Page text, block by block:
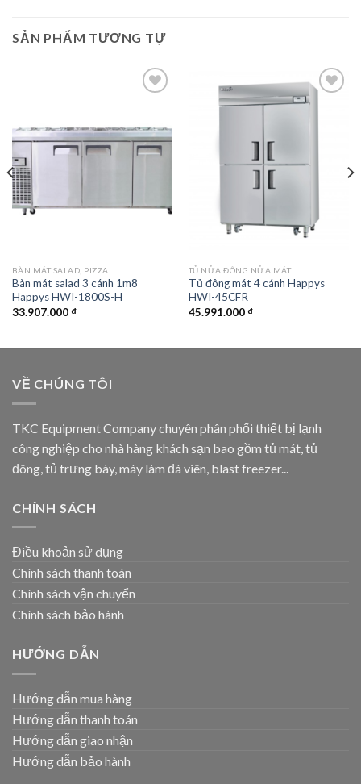
SẢN PHẨM TƯƠNG TỰ
BÀN MÁT SALAD, PIZZA
Bàn mát salad 3 cánh 1m8
Happys HWI-1800S-H
33.907.000₫
TỦ NỬA ĐÔNG NỬA MÁT
Tủ đông mát 4 cánh Happys
HWI-45CFR
45.991.000₫
VỀ CHÚNG TÔI
TKC Equipment Company chuyên phân phối thiết bị lạnh
công nghiệp cho nhà hàng khách sạn bao gồm tủ mát, tủ
đông, tủ trưng bày, máy làm đá viên, blast freezer...
CHÍNH SÁCH
Điều khoản sử dụng
Chính sách thanh toán
Chính sách vận chuyển
Chính sách bảo hành
HƯỚNG DẪN
Hướng dẫn mua hàng
Hướng dẫn thanh toán
Hướng dẫn giao nhận
Hướng dẫn bảo hành